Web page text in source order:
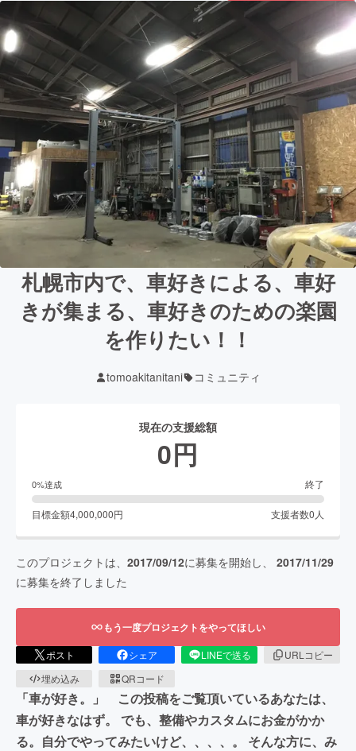
札幌市内で、車好きによる、車好
きが集まる、車好きのための楽園
を作りたい！！
tomoakitanitani コミュニティ
現在の支援総額
0円
0%達成 終了
目標金額4,000,000円 支援者数0 人
このプロジェクトは、 2017/09/12に募集を開始し、 2017/11/29
に募集を終了しました
もう一度プロジェクトをやってほしい
ポスト シェア LINEで送る
URLコピー
埋め込み
QRコード
「車が好き。」 この投稿をご覧頂いているあなたは、
車が好きなはず。 でも、整備やカスタムにお金がかか
る。自分でやってみたいけど、、、、。 そんな方に、み